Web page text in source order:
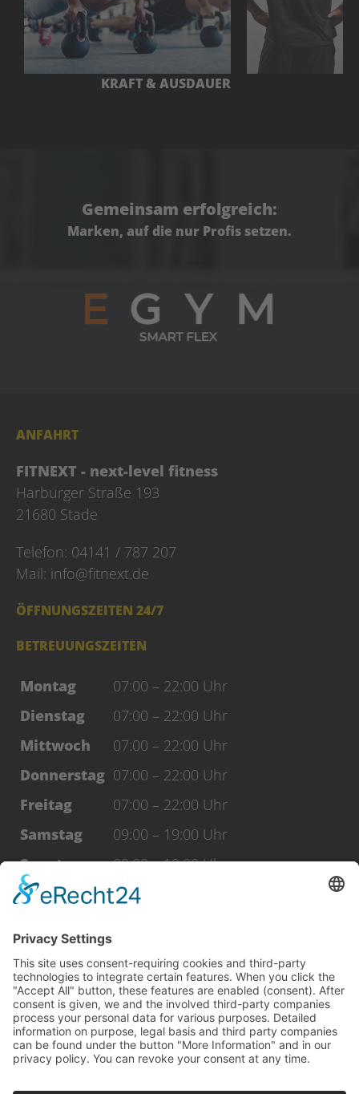
KRAFT & AUSDAUER
Gemeinsam erfolgreich:
Marken, auf die nur Profis setzen.
ANFAHRT
FITNEXT - next-level fitness
Harburger Straße 193
21680 Stade
Telefon: 04141 / 787 207
Mail: info@fitnext.de
ÖFFNUNGSZEITEN 24/7
BETREUUNGSZEITEN
Montag
07:00 – 22:00 Uhr
Dienstag
07:00 – 22:00 Uhr
Mittwoch
07:00 – 22:00 Uhr
Donnerstag 07:00 – 22:00 Uhr
Freitag
07:00 – 22:00 Uhr
Samstag
09:00 – 19:00 Uhr
Sonntag
09:00 – 19:00 Uhr
Feiertage
09:00 – 19:00 Uhr
WERDE FAN
facebook
Instagram